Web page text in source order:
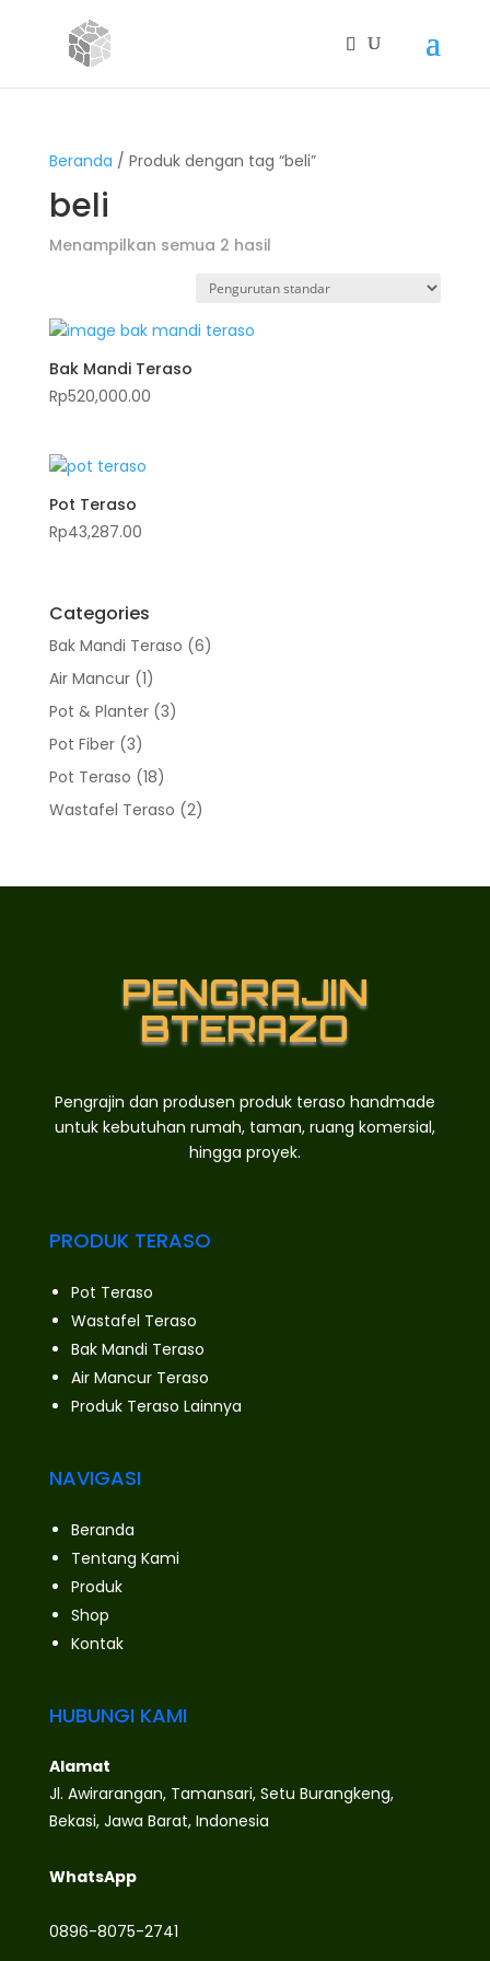
Beranda / Produk dengan tag “beli”
beli
Menampilkan semua 2 hasil
Bak Mandi Teraso
Rp520,000.00
Pot Teraso
Rp43,287.00
Categories
Bak Mandi Teraso 66
Air Mancur 11
Produk
Pot & Planter 33
Pot Fiber 33
Produk
Pot Teraso 1818
Produk
Wastafel Teraso 22
PENGRAJIN
BTERAZO
Pengrajin dan produsen produk teraso handmade
untuk kebutuhan rumah, taman, ruang komersial,
hingga proyek.
PRODUK TERASO
Pot Teraso
Wastafel Teraso
Bak Mandi Teraso
Air Mancur Teraso
Produk Teraso Lainnya
NAVIGASI
Beranda
Tentang Kami
Produk
Shop
Kontak
HUBUNGI KAMI
Alamat
Jl. Awirarangan, Tamansari, Setu Burangkeng,
Bekasi, Jawa Barat, Indonesia
WhatsApp
0896-8075-2741